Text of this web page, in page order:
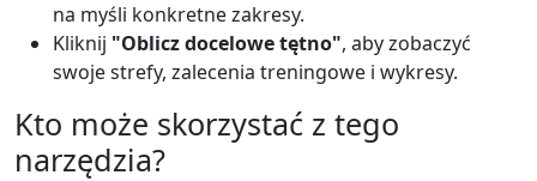
na myśli konkretne zakresy.
Kliknij "Oblicz docelowe tętno", aby zobaczyć
swoje strefy, zalecenia treningowe i wykresy.
Kto może skorzystać z tego
narzędzia?